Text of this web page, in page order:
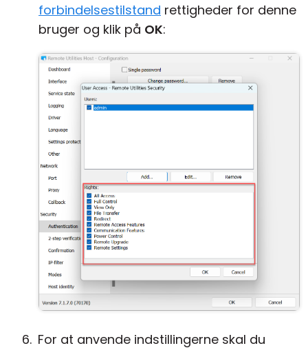
forbindelsestilstand rettigheder for denne
bruger og klik på OK:
For at anvende indstillingerne skal du